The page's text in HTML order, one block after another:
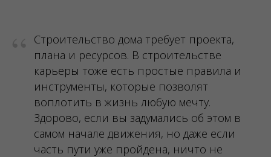
Строительство дома требует проекта,
плана и ресурсов. В строительстве
карьеры тоже есть простые правила и
инструменты, которые позволят
воплотить в жизнь любую мечту.
Здорово, если вы задумались об этом в
самом начале движения, но даже если
часть пути уже пройдена, ничто не